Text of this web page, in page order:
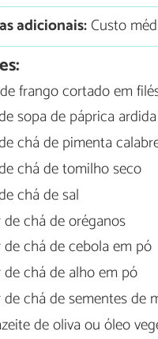
adicionais:Custo
frango cortado em
sopa de páprica ardida
chá de pimenta
chá de tomilho seco
chá de sal
chá de oréganos
chá de cebola em pó
chá de alho em pó
chá de sementes de
de oliva ou óleo